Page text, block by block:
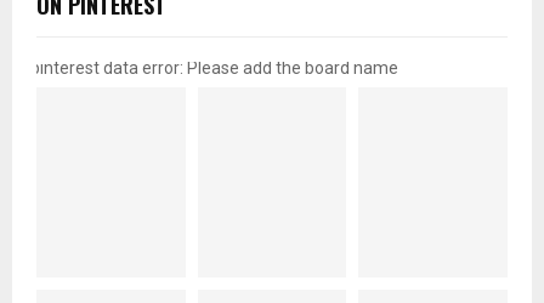
pinterest data error: Please add the board name